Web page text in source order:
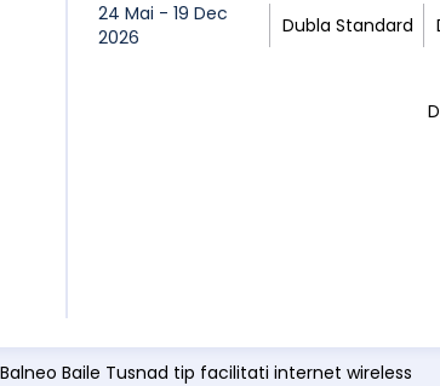
24 Mai - 19 Dec
2026
Dubla Standard
Baile Tusnad tip facilitati internet wireless